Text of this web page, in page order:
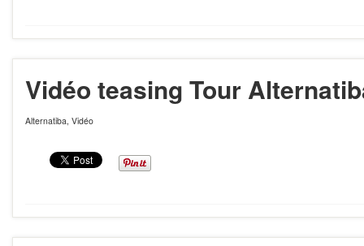
Vidéo teasing Tour
Alternatiba, Vidéo